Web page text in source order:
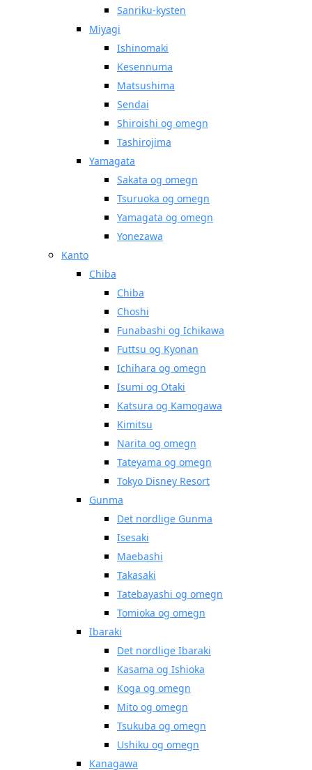
Sanriku-kysten
Miyagi
Ishinomaki
Kesennuma
Matsushima
Sendai
Shiroishi og omegn
Tashirojima
Yamagata
Sakata og omegn
Tsuruoka og omegn
Yamagata og omegn
Yonezawa
Kanto
Chiba
Chiba
Choshi
Funabashi og Ichikawa
Futtsu og Kyonan
Ichihara og omegn
Isumi og Otaki
Katsura og Kamogawa
Kimitsu
Narita og omegn
Tateyama og omegn
Tokyo Disney Resort
Gunma
Det nordlige Gunma
Isesaki
Maebashi
Takasaki
Tatebayashi og omegn
Tomioka og omegn
Ibaraki
Det nordlige Ibaraki
Kasama og Ishioka
Koga og omegn
Mito og omegn
Tsukuba og omegn
Ushiku og omegn
Kanagawa